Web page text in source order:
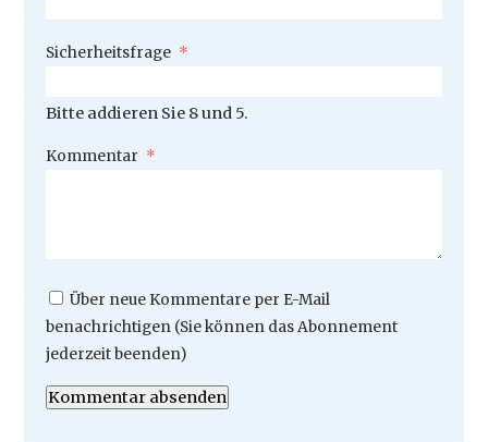
Pflichtfeld
Sicherheitsfrage *
Bitte addieren Sie 8 und 5.
Pflichtfeld
Kommentar *
Über neue Kommentare per E-Mail
benachrichtigen (Sie können das Abonnement
jederzeit beenden)
Kommentar absenden